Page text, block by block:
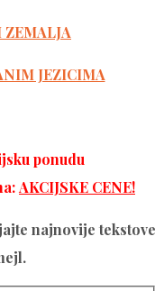
ZEMALJA
JEZICIMA
ponudu
AKCIJSKE CENE!
najnovije tekstove